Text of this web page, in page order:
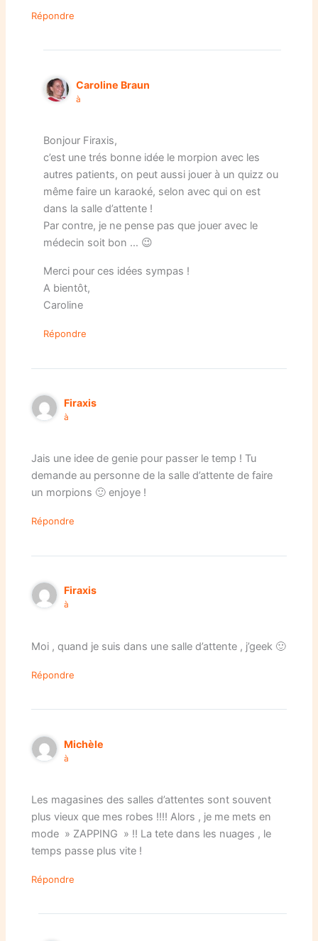
Répondre
Caroline Braun
à
Bonjour Firaxis,
c’est une trés bonne idée le morpion avec les
autres patients, on peut aussi jouer à un quizz ou
même faire un karaoké, selon avec qui on est
dans la salle d’attente !
Par contre, je ne pense pas que jouer avec le
médecin soit bon … 😉
Merci pour ces idées sympas !
A bientôt,
Caroline
Répondre
Firaxis
à
Jais une idee de genie pour passer le temp ! Tu
demande au personne de la salle d’attente de faire
un morpions 🙂 enjoye !
Répondre
Firaxis
à
Moi , quand je suis dans une salle d’attente , j’geek 🙂
Répondre
Michèle
à
Les magasines des salles d’attentes sont souvent
plus vieux que mes robes !!!! Alors , je me mets en
mode » ZAPPING » !! La tete dans les nuages , le
temps passe plus vite !
Répondre